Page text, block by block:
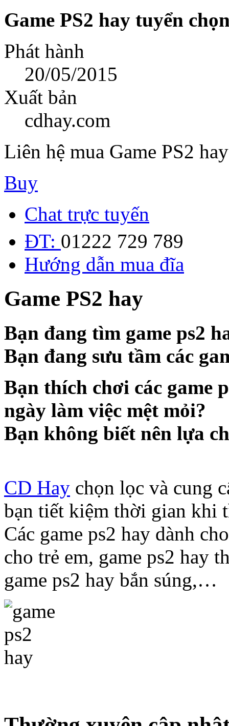
Game PS2 hay tuyển
Phát hành
20/05/2015
Xuất bản
cdhay.com
Liên hệ mua Game PS2 hay
Buy
Chat trực tuyến
ĐT: 01222 729 789
Hướng dẫn mua đĩa
Game PS2 hay
Bạn đang tìm game ps2
Bạn đang sưu tầm các
Bạn thích chơi các game
ngày làm việc mệt mỏi?
Bạn không biết nên lựa
CD Hay chọn lọc và cung
bạn tiết kiệm thời gian khi
Các game ps2 hay dành
cho trẻ em, game ps2 hay
game ps2 hay bắn súng,…